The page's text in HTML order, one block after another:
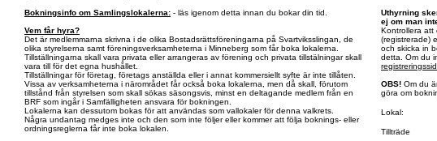
Bokningsinfo om Samlingslokalerna: - läs igenom detta innan du bokar din tid.
Vem får hyra?
Det är medlemmarna skrivna i de olika Bostadsrättsföreningarna på Svartviksslingan, de
olika styrelserna samt föreningsverksamheterna i Minneberg som får boka lokalerna.
Tillställningarna skall vara privata eller arrangeras av förening och privata tillstälningar skall
vara till för det egna hushållet.
Tillställningar för företag, företags anställda eller i annat kommersiellt syfte är inte tillåten.
Vissa av verksamheterna i närområdet får också boka lokalerna, men då skall, förutom
tillstånd från styrelsen som skall sökas säsongsvis, minst en deltagande medlem från en
BRF som ingår i Samfälligheten ansvara för bokningen.
Lokalerna kan dessutom bokas för att användas som vallokaler för denna valkrets.
Några undantag medges inte och den som inte följer eller kommer att följa boknings- eller
ordningsreglerna får inte boka lokalen.
Uthyrning
ej om man
Kontrollera att
(registrerade)
och skicka in
detta. Om du
OBS! Om du
göra om
Lokal:
Tillträde